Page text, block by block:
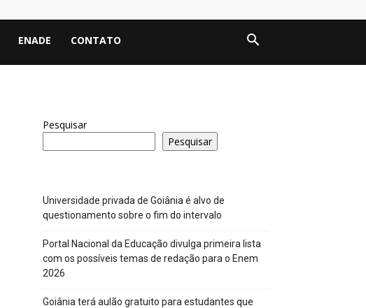
ENADE CONTATO
Pesquisar
Pesquisar
Universidade privada de Goiânia é alvo de
questionamento sobre o fim do intervalo
Portal Nacional da Educação divulga primeira lista
com os possíveis temas de redação para o Enem
2026
Goiânia terá aulão gratuito para estudantes que